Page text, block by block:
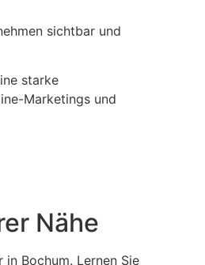
sichtbar und
starke
Marketings und
Nähe
Bochum. Lernen Sie